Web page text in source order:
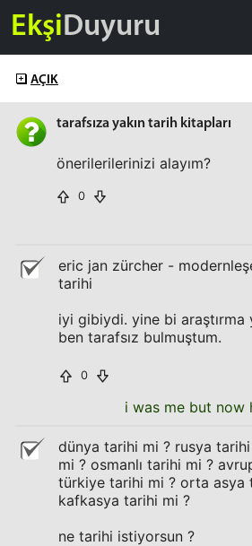
EkşiDuyuru
AÇIK
tarafsıza yakın tarih kitapları
önerilerilerinizi alayım?
0
eric jan zürcher -
tarihi
iyi gibiydi. yine bi araştırma
ben tarafsız bulmuştum.
0
dünya tarihi mi ? rusya
mi ? osmanlı tarihi mi ?
türkiye tarihi mi ? orta asya
kafkasya tarihi mi ?
ne tarihi istiyorsun ?